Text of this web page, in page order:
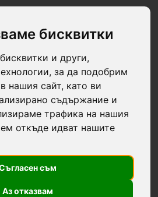
бисквитки
и други,
за да подобрим
нашия сайт, като ви
съдържание и
трафика на нашия
откъде идват нашите
съм
Аз отказвам